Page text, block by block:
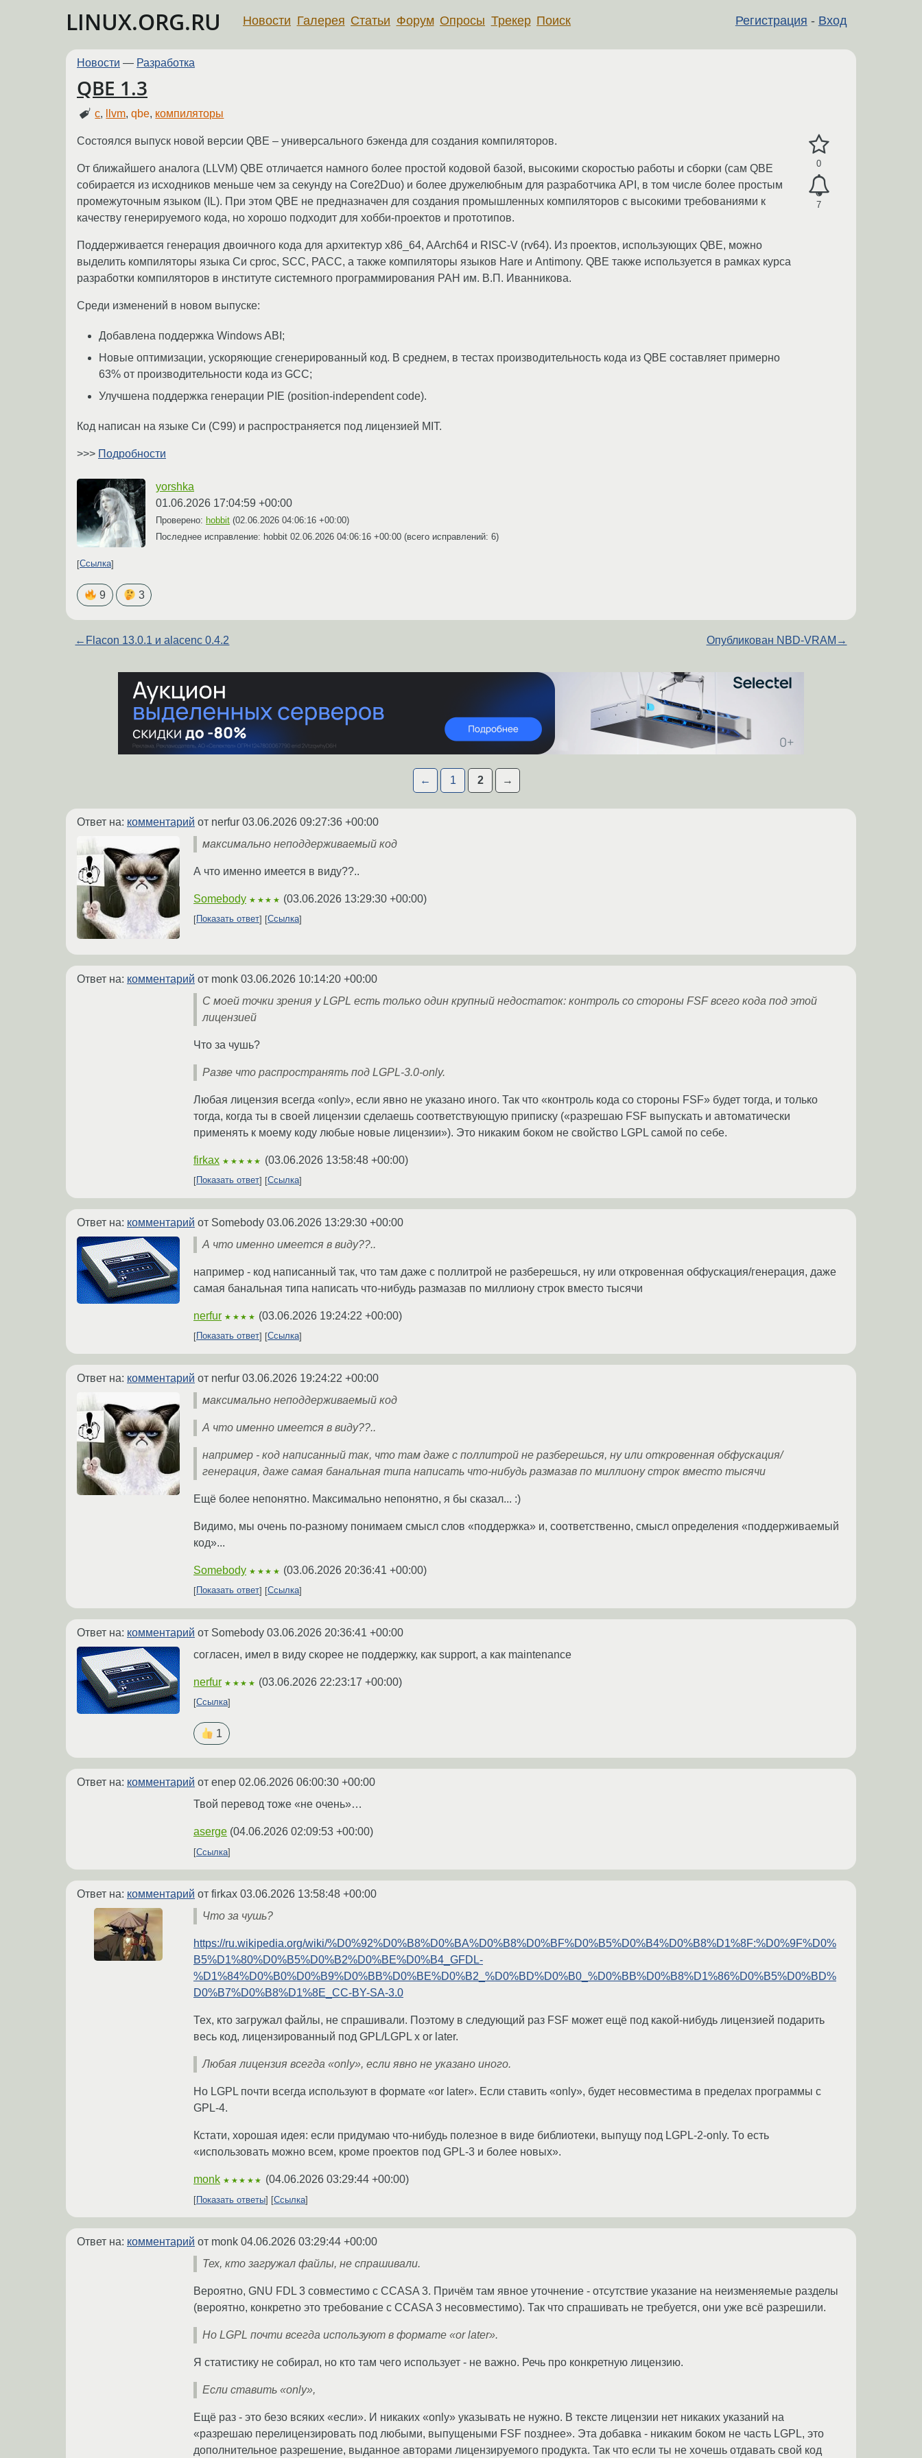
LINUX.ORG.RU Регистрация - Вход
Новости Галерея Статьи Форум Опросы Трекер Поиск
Новости — Разработка
QBE 1.3
c, llvm,qbe, компиляторы
0
7
Состоялся выпуск новой версии QBE – универсального бэкенда для создания компиляторов.
От ближайшего аналога (LLVM) QBE отличается намного более простой кодовой базой, высокими скоростью работы и сборки (сам QBE
собирается из исходников меньше чем за секунду на Core2Duo) и более дружелюбным для разработчика API, в том числе более простым
промежуточным языком (IL). При этом QBE не предназначен для создания промышленных компиляторов с высокими требованиями к
качеству генерируемого кода, но хорошо подходит для хобби-проектов и прототипов.
Поддерживается генерация двоичного кода для архитектур x86_64, AArch64 и RISC-V (rv64). Из проектов, использующих QBE, можно
выделить компиляторы языка Си cproc, SCC, PACC, а также компиляторы языков Hare и Antimony. QBE также используется в рамках курса
разработки компиляторов в институте системного программирования РАН им. В.П. Иванникова.
Среди изменений в новом выпуске:
Добавлена поддержка Windows ABI;
Новые оптимизации, ускоряющие сгенерированный код. В среднем, в тестах производительность кода из QBE составляет примерно
63% от производительности кода из GCC;
Улучшена поддержка генерации PIE (position-independent code).
Код написан на языке Си (C99) и распространяется под лицензией MIT.
>>> Подробности
yorshka
01.06.2026 17:04:59 +00:00
Проверено: hobbit (02.06.2026 04:06:16 +00:00)
Последнее исправление: hobbit 02.06.2026 04:06:16 +00:00 (всего исправлений: 6)
Ссылка
9 3
← Flacon 13.0.1 и alacenc 0.4.2 Опубликован NBD-VRAM →
← 1 2 →
Ответ на: комментарий от nerfur 03.06.2026 09:27:36 +00:00
максимально неподдерживаемый код
А что именно имеется в виду??..
Somebody ★★★★ (03.06.2026 13:29:30 +00:00)
Показать ответ Ссылка
Ответ на: комментарий от monk 03.06.2026 10:14:20 +00:00
С моей точки зрения у LGPL есть только один крупный недостаток: контроль со стороны FSF всего кода под этой
лицензией
Что за чушь?
Разве что распространять под LGPL-3.0-only.
Любая лицензия всегда «only», если явно не указано иного. Так что «контроль кода со стороны FSF» будет тогда, и только
тогда, когда ты в своей лицензии сделаешь соответствующую приписку («разрешаю FSF выпускать и автоматически
применять к моему коду любые новые лицензии»). Это никаким боком не свойство LGPL самой по себе.
firkax ★★★★★ (03.06.2026 13:58:48 +00:00)
Показать ответ Ссылка
Ответ на: комментарий от Somebody 03.06.2026 13:29:30 +00:00
А что именно имеется в виду??..
например - код написанный так, что там даже с поллитрой не разберешься, ну или откровенная обфускация/генерация, даже
самая банальная типа написать что-нибудь размазав по миллиону строк вместо тысячи
nerfur ★★★★ (03.06.2026 19:24:22 +00:00)
Показать ответ Ссылка
Ответ на: комментарий от nerfur 03.06.2026 19:24:22 +00:00
максимально неподдерживаемый код
А что именно имеется в виду??..
например - код написанный так, что там даже с поллитрой не разберешься, ну или откровенная обфускация/
генерация, даже самая банальная типа написать что-нибудь размазав по миллиону строк вместо тысячи
Ещё более непонятно. Максимально непонятно, я бы сказал... :)
Видимо, мы очень по-разному понимаем смысл слов «поддержка» и, соответственно, смысл определения «поддерживаемый
код»...
Somebody ★★★★ (03.06.2026 20:36:41 +00:00)
Показать ответ Ссылка
Ответ на: комментарий от Somebody 03.06.2026 20:36:41 +00:00
согласен, имел в виду скорее не поддержку, как support, а как maintenance
nerfur ★★★★ (03.06.2026 22:23:17 +00:00)
Ссылка
1
Ответ на: комментарий от enep 02.06.2026 06:00:30 +00:00
Твой перевод тоже «не очень»…
aserge (04.06.2026 02:09:53 +00:00)
Ссылка
Ответ на: комментарий от firkax 03.06.2026 13:58:48 +00:00
Что за чушь?
https://ru.wikipedia.org/wiki/%D0%92%D0%B8%D0%BA%D0%B8%D0%BF%D0%B5%D0%B4%D0%B8%D1%8F:%D0%9F%D0%
B5%D1%80%D0%B5%D0%B2%D0%BE%D0%B4_GFDL-
%D1%84%D0%B0%D0%B9%D0%BB%D0%BE%D0%B2_%D0%BD%D0%B0_%D0%BB%D0%B8%D1%86%D0%B5%D0%BD%
D0%B7%D0%B8%D1%8E_CC-BY-SA-3.0
Тех, кто загружал файлы, не спрашивали. Поэтому в следующий раз FSF может ещё под какой-нибудь лицензией подарить
весь код, лицензированный под GPL/LGPL x or later.
Любая лицензия всегда «only», если явно не указано иного.
Но LGPL почти всегда используют в формате «or later». Если ставить «only», будет несовместима в пределах программы с
GPL-4.
Кстати, хорошая идея: если придумаю что-нибудь полезное в виде библиотеки, выпущу под LGPL-2-only. То есть
«использовать можно всем, кроме проектов под GPL-3 и более новых».
monk ★★★★★ (04.06.2026 03:29:44 +00:00)
Показать ответы Ссылка
Ответ на: комментарий от monk 04.06.2026 03:29:44 +00:00
Тех, кто загружал файлы, не спрашивали.
Вероятно, GNU FDL 3 совместимо с CCASA 3. Причём там явное уточнение - отсутствие указание на неизменяемые разделы
(вероятно, конкретно это требование с CCASA 3 несовместимо). Так что спрашивать не требуется, они уже всё разрешили.
Но LGPL почти всегда используют в формате «or later».
Я статистику не собирал, но кто там чего использует - не важно. Речь про конкретную лицензию.
Если ставить «only»,
Ещё раз - это безо всяких «если». И никаких «only» указывать не нужно. В тексте лицензии нет никаких указаний на
«разрешаю перелицензировать под любыми, выпущеными FSF позднее». Эта добавка - никаким боком не часть LGPL, это
дополнительное разрешение, выданное авторами лицензируемого продукта. Так что если ты не хочешь отдавать свой код